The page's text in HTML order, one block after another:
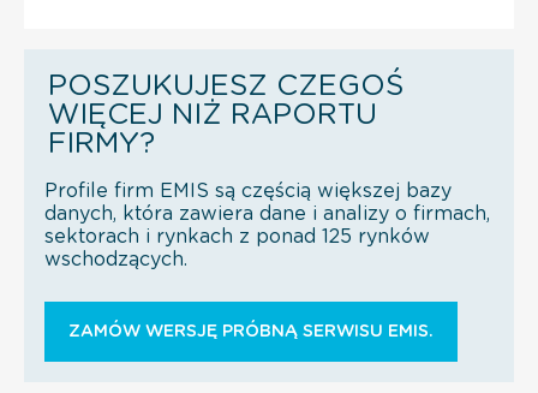
POSZUKUJESZ CZEGOŚ
WIĘCEJ NIŻ RAPORTU
FIRMY?
Profile firm EMIS są częścią większej bazy
danych, która zawiera dane i analizy o firmach,
sektorach i rynkach z ponad 125 rynków
wschodzących.
ZAMÓW WERSJĘ PRÓBNĄ SERWISU EMIS.